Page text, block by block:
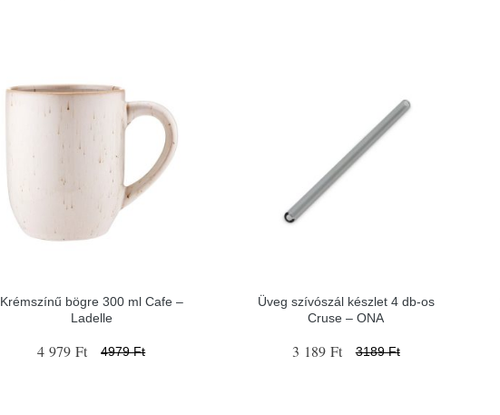
Krémszínű bögre 300 ml Cafe –
Ladelle
4 979 Ft 4979 Ft
Üveg szívószál készlet 4 db-os
Cruse – ONA
3 189 Ft 3189 Ft